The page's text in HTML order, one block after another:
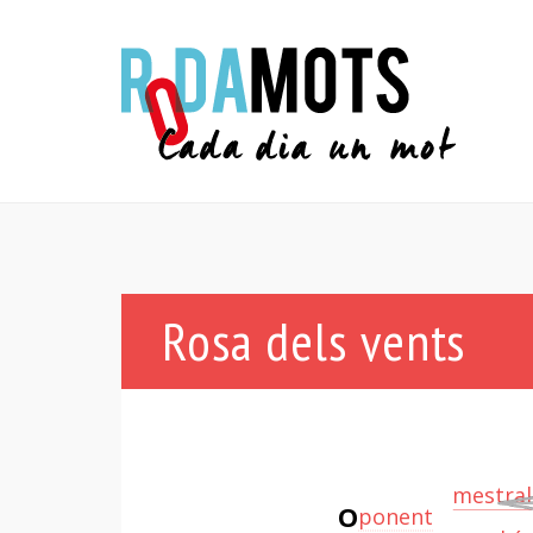
Rosa dels vents
mestral
Oponent